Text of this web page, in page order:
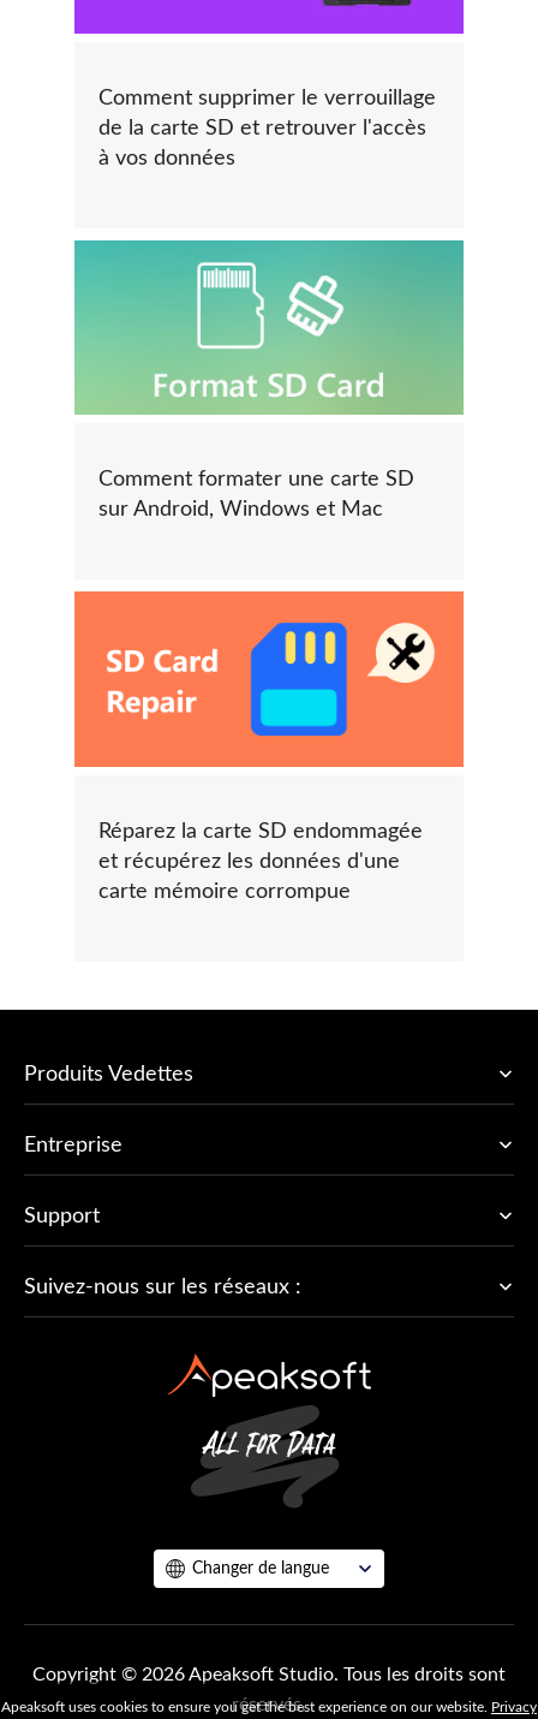
Comment supprimer le verrouillage
de la carte SD et retrouver l'accès
à vos données
Comment formater une carte SD
sur Android, Windows et Mac
Réparez la carte SD endommagée
et récupérez les données d'une
carte mémoire corrompue
Produits Vedettes
Entreprise
Support
Suivez-nous sur les réseaux :
Changer de langue
Copyright © 2026 Apeaksoft Studio. Tous les droits sont
réservés.
Apeaksoft uses cookies to ensure you get the best experience on our website. Privacy